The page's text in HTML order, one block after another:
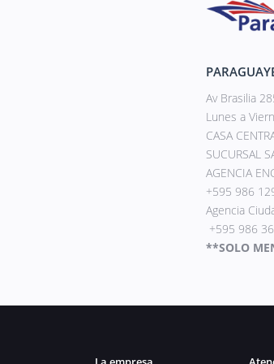
Av Brasilia
Lunes a
CASA
SUCURSAL
AGENCIA
+595 986
Agencia
+595 986
**SOLO